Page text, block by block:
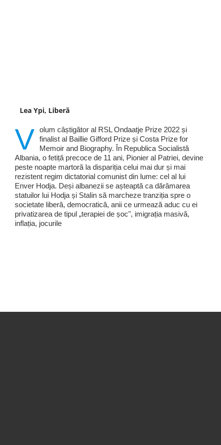
Lea Ypi, Liberă
V olum câștigător al RSL Ondaatje Prize 2022 și
finalist al Baillie Gifford Prize și Costa Prize for
Memoir and Biography. În Republica Socialistă
Albania, o fetiță precoce de 11 ani, Pionier al Patriei, devine
peste noapte martoră la dispariția celui mai dur și mai
rezistent regim dictatorial comunist din lume: cel al lui
Enver Hodja. Deși albanezii se așteaptă ca dărâmarea
statuilor lui Hodja și Stalin să marcheze tranziția spre o
societate liberă, democratică, anii ce urmează aduc cu ei
privatizarea de tipul „terapiei de șoc", imigrația masivă,
inflația, jocurile